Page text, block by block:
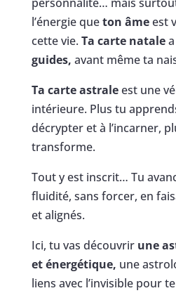
l’énergie queton âmeest
cette vie. Ta carte natalea
guides, avant même ta
Ta carte astraleest une
intérieure. Plus tu
décrypter et à l’incarner,
transforme.
Tout y est inscrit… Tu
fluidité, sans forcer, en
et alignés.
Ici, tu vas découvrir une
et énergétique, une
liens avec l’invisible pour